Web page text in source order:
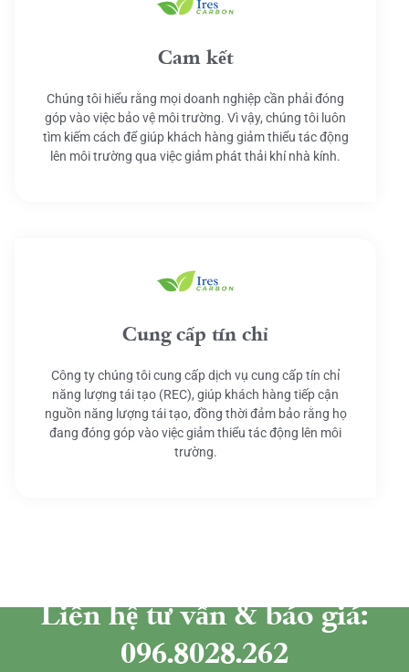
Cam kết
Chúng tôi hiểu rằng mọi doanh nghiệp cần phải đóng
góp vào việc bảo vệ môi trường. Vì vậy, chúng tôi luôn
tìm kiếm cách để giúp khách hàng giảm thiểu tác động
lên môi trường qua việc giảm phát thải khí nhà kính.
Cung cấp tín chỉ
Công ty chúng tôi cung cấp dịch vụ cung cấp tín chỉ
năng lượng tái tạo (REC), giúp khách hàng tiếp cận
nguồn năng lượng tái tạo, đồng thời đảm bảo rằng họ
đang đóng góp vào việc giảm thiểu tác động lên môi
trường.
Liên hệ tư vấn & báo giá:
096.8028.262